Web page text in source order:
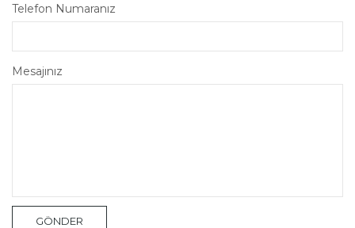
Telefon Numaranız
Mesajınız
GÖNDER